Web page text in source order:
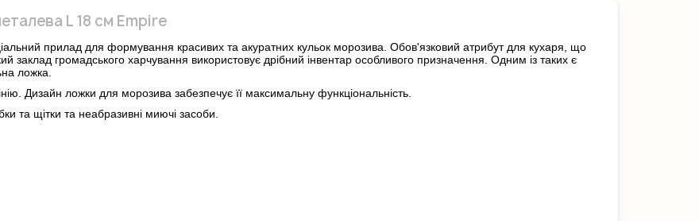
L 18 см Empire
прилад для формування красивих та акуратних кульок морозива. Обов'язковий атрибут для кухаря, що
громадського харчування використовує дрібний інвентар особливого призначення. Одним із таких є
ложка.
Дизайн ложки для морозива забезпечує її максимальну функціональність.
та щітки та неабразивні миючі засоби.